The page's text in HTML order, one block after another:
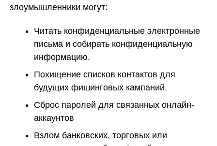
злоумышленники могут:
Читать конфиденциальные электронные
письма и собирать конфиденциальную
информацию.
Похищение списков контактов для
будущих фишинговых кампаний.
Сброс паролей для связанных онлайн-
аккаунтов
Взлом банковских, торговых или